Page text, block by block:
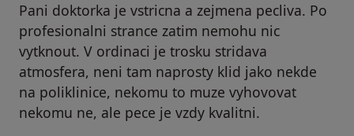
Pani doktorka je vstricna a zejmena pecliva. Po
profesionalni strance zatim nemohu nic
vytknout. V ordinaci je trosku stridava
atmosfera, neni tam naprosty klid jako nekde
na poliklinice, nekomu to muze vyhovovat
nekomu ne, ale pece je vzdy kvalitni.